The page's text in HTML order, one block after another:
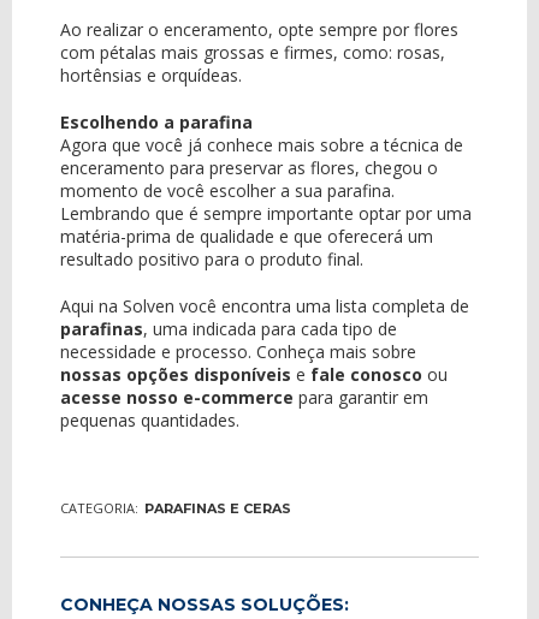
Ao realizar o enceramento, opte sempre por flores
com pétalas mais grossas e firmes, como: rosas,
hortênsias e orquídeas.
Escolhendo a parafina
Agora que você já conhece mais sobre a técnica de
enceramento para preservar as flores, chegou o
momento de você escolher a sua parafina.
Lembrando que é sempre importante optar por uma
matéria-prima de qualidade e que oferecerá um
resultado positivo para o produto final.
Aqui na Solven você encontra uma lista completa de
parafinas, uma indicada para cada tipo de
necessidade e processo. Conheça mais sobre
nossas opções disponíveis e fale conosco ou
acesse nosso e-commerce para garantir em
pequenas quantidades.
CATEGORIA: PARAFINAS E CERAS
CONHEÇA NOSSAS SOLUÇÕES: